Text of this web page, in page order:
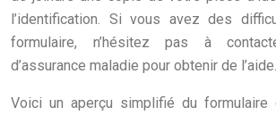
l’identification. Si vous avez des
formulaire, n’hésitez pas à
d’assurance maladie pour obtenir de l’aide.
Voici un aperçu simplifié du formulaire